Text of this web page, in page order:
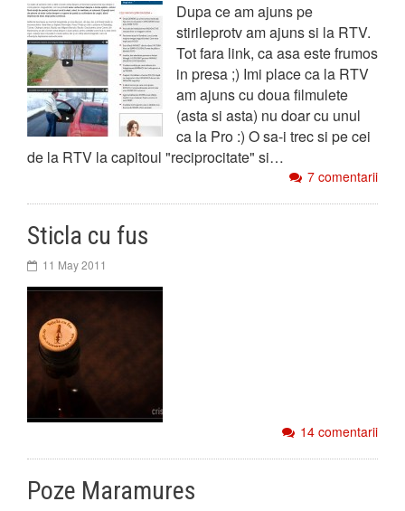
Dupa ce am ajuns pe
stirileprotv am ajuns si la RTV.
Tot fara link, ca asa este frumos
in presa ;) Imi place ca la RTV
am ajuns cu doua filmulete
(asta si asta) nu doar cu unul
ca la Pro :) O sa-i trec si pe cei
de la RTV la capitoul "reciprocitate" si…
7 comentarii
Sticla cu fus
11 May 2011
14 comentarii
Poze Maramures